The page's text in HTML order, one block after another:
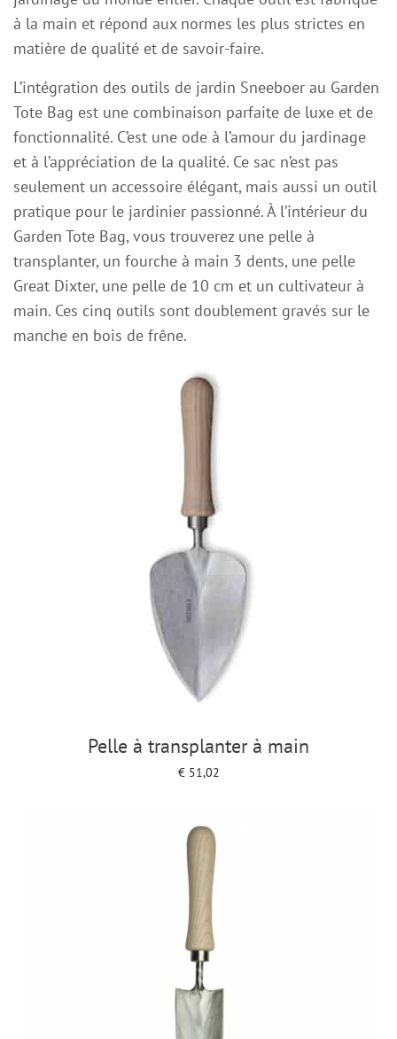
à la main et répond aux normes les plus strictes en
matière de qualité et de savoir-faire.
L’intégration des outils de jardin Sneeboer au Garden
Tote Bag est une combinaison parfaite de luxe et de
fonctionnalité. C’est une ode à l’amour du jardinage
et à l’appréciation de la qualité. Ce sac n’est pas
seulement un accessoire élégant, mais aussi un outil
pratique pour le jardinier passionné. À l’intérieur du
Garden Tote Bag, vous trouverez une pelle à
transplanter, un fourche à main 3 dents, une pelle
Great Dixter, une pelle de 10 cm et un cultivateur à
main. Ces cinq outils sont doublement gravés sur le
manche en bois de frêne.
Pelle à transplanter à main
€51,02